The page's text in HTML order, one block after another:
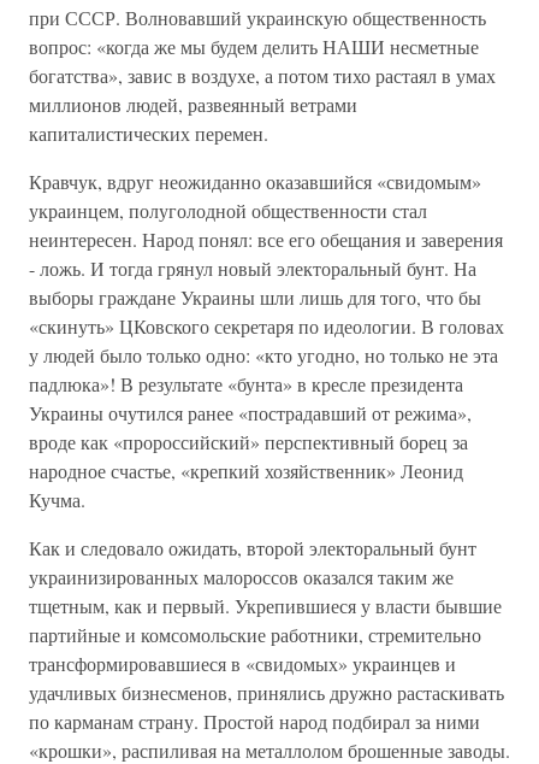
при СССР. Волновавший украинскую общественность
вопрос: «когда же мы будем делить НАШИ несметные
богатства», завис в воздухе, а потом тихо растаял в умах
миллионов людей, развеянный ветрами
капиталистических перемен.
Кравчук, вдруг неожиданно оказавшийся «свидомым»
украинцем, полуголодной общественности стал
неинтересен. Народ понял: все его обещания и заверения
- ложь. И тогда грянул новый электоральный бунт. На
выборы граждане Украины шли лишь для того, что бы
«скинуть» ЦКовского секретаря по идеологии. В головах
у людей было только одно: «кто угодно, но только не эта
падлюка»! В результате «бунта» в кресле президента
Украины очутился ранее «пострадавший от режима»,
вроде как «пророссийский» перспективный борец за
народное счастье, «крепкий хозяйственник» Леонид
Кучма.
Как и следовало ожидать, второй электоральный бунт
украинизированных малороссов оказался таким же
тщетным, как и первый. Укрепившиеся у власти бывшие
партийные и комсомольские работники, стремительно
трансформировавшиеся в «свидомых» украинцев и
удачливых бизнесменов, принялись дружно растаскивать
по карманам страну. Простой народ подбирал за ними
«крошки», распиливая на металлолом брошенные заводы.